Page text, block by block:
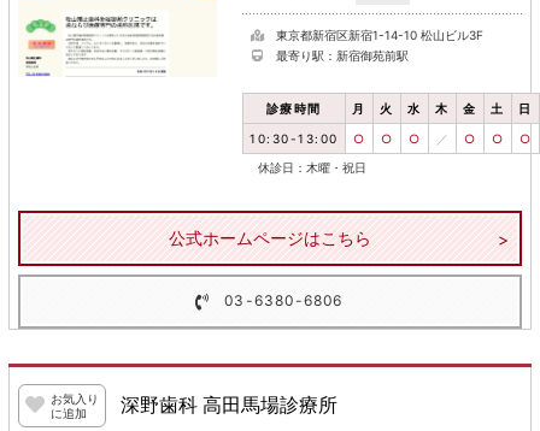
東京都新宿区新宿1-14-10 松山ビル3F
最寄り駅：新宿御苑前駅
診療時間 月 火 水 木 金 土 日
10:30-13:00 ○ ○ ○ ／ ○ ○ ○
休診日：木曜・祝日
公式ホームページはこちら
03-6380-6806
お気入り
に追加
深野歯科 高田馬場診療所